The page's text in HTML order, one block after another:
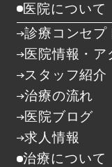
医院について
診療コンセプ
医院情報・ア
スタッフ紹介
治療の流れ
医院ブログ
求人情報
治療について